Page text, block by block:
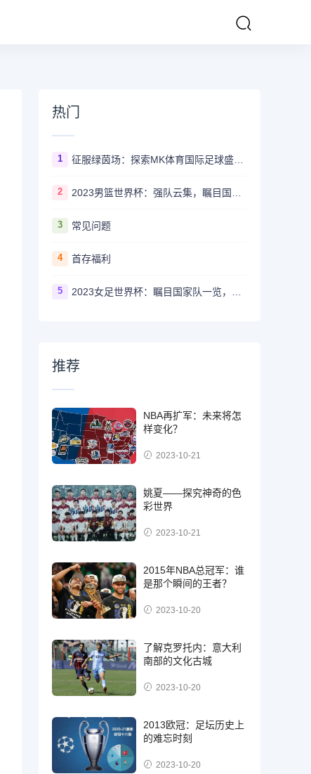
热门
1 征服绿茵场：探索MK体育国际足球盛事的辉煌传奇
2
3 常见问题
4 首存福利
5
推荐
NBA再扩军：未来将怎
样变化？
2023-10-21
姚夏——探究神奇的色
彩世界
2023-10-21
2015年NBA总冠军：谁
是那个瞬间的王者？
2023-10-20
了解克罗托内：意大利
南部的文化古城
2023-10-20
2013欧冠：足坛历史上
的难忘时刻
2023-10-20